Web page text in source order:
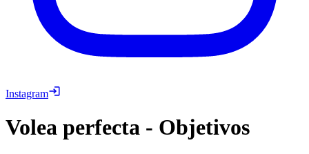
Instagram
Volea perfecta - Objetivos